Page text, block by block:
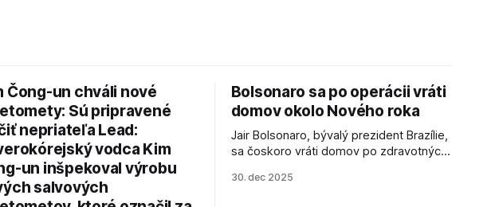
Čong-un chváli nové
Sú pripravené
nepriateľa Lead:
vodca Kim
un inšpekoval výrobu
salvových
Bolsonaro sa po operácii vráti
domov okolo Nového roka
Jair Bolsonaro, bývalý prezident Brazílie,
sa čoskoro vráti domov po zdravotných
30. dec 2025